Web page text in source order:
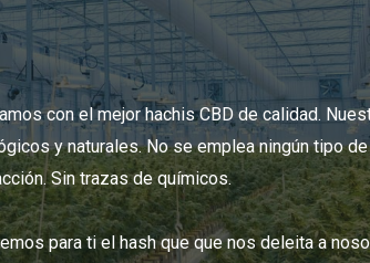
con el mejor hachis CBD de calidad.
y naturales. No se emplea ningún tipo
Sin trazas de químicos.
para ti el hash que que nos deleita a